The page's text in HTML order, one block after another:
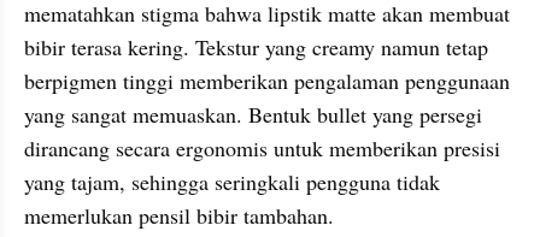
mematahkan stigma bahwa lipstik matte akan membuat
bibir terasa kering. Tekstur yang creamy namun tetap
berpigmen tinggi memberikan pengalaman penggunaan
yang sangat memuaskan. Bentuk bullet yang persegi
dirancang secara ergonomis untuk memberikan presisi
yang tajam, sehingga seringkali pengguna tidak
memerlukan pensil bibir tambahan.